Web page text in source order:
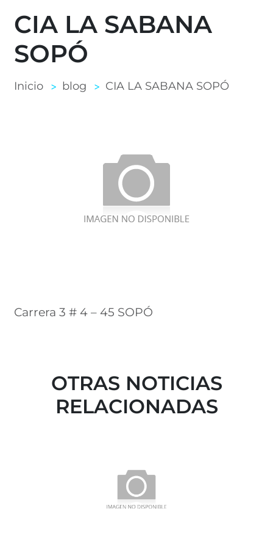
CIA LA SABANA
SOPÓ
Inicio blog CIA LA SABANA SOPÓ
Carrera 3 # 4 – 45 SOPÓ
OTRAS NOTICIAS
RELACIONADAS